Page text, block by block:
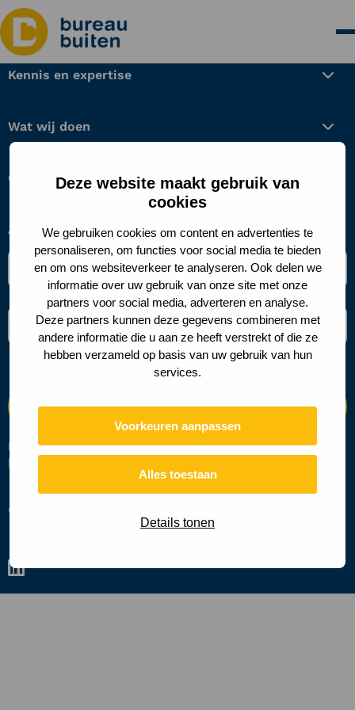
Deze website maakt gebruik van
cookies
We gebruiken cookies om content en advertenties te
personaliseren, om functies voor social media te bieden
en om ons websiteverkeer te analyseren. Ook delen we
informatie over uw gebruik van onze site met onze
partners voor social media, adverteren en analyse.
Deze partners kunnen deze gegevens combineren met
andere informatie die u aan ze heeft verstrekt of die ze
hebben verzameld op basis van uw gebruik van hun
services.
Voorkeuren aanpassen
Alles toestaan
Details tonen
Kennis en expertise
Wat wij doen
Over ons
Aanmelden nieuwsbrief
Naam
E-
mailadres
Deze site wordt beschermd door reCAPTCHA en de GooglePrivacy
Beleid
Cookies
Ga
naar